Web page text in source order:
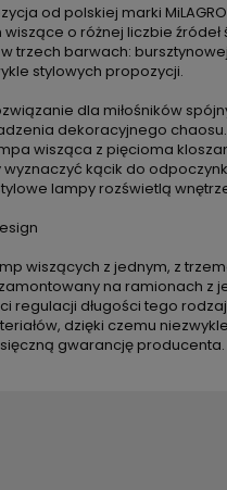
od polskiej marki
wiszące o różnej liczbie
trzech barwach:
stylowych propozycji.
dla miłośników
dekoracyjnego
wisząca z pięcioma
kącik do
lampy rozświetlą
wiszących z jednym, z
na ramionach
regulacji długości tego
dzięki czemu
gwarancję producenta.